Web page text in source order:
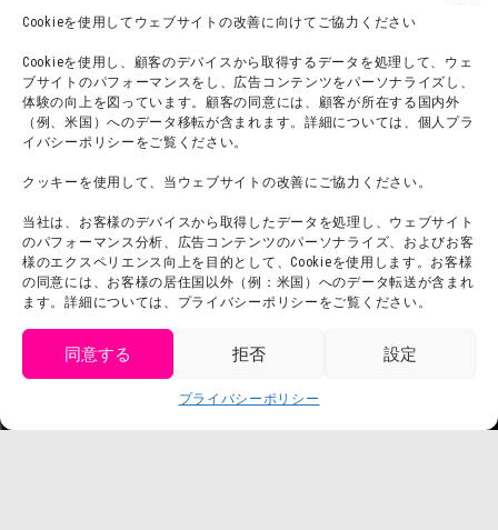
Cookieを使用してウェブサイトの改善に向けてご協力ください
Cookieを使用し、顧客のデバイスから取得するデータを処理して、ウェ
ブサイトのパフォーマンスをし、広告コンテンツをパーソナライズし、
体験の向上を図っています。顧客の同意には、顧客が所在する国内外
（例、米国）へのデータ移転が含まれます。詳細については、個人プラ
イバシーポリシーをご覧ください。
クッキーを使用して、当ウェブサイトの改善にご協力ください。
当社は、お客様のデバイスから取得したデータを処理し、ウェブサイト
のパフォーマンス分析、広告コンテンツのパーソナライズ、およびお客
様のエクスペリエンス向上を目的として、Cookieを使用します。お客様
の同意には、お客様の居住国以外（例：米国）へのデータ転送が含まれ
ます。詳細については、プライバシーポリシーをご覧ください。
同意する 拒否 設定
プライバシーポリシー
団体利用について
お問い合わせ
利用規約
プライバシーポリシー
プレスリリース
メディア掲載実績
会社概要
スタッフ募集